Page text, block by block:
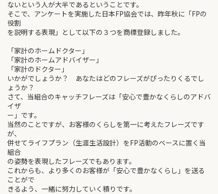
ないという人が大半であるということです。
そこで、アンケートを実施した日本FP協会では、昨年秋に「FPの
役割
を説明する表現」として以下の３つを商標登録しました。
「家計のホームドクター」
「家計のホームアドバイザー」
「家計のドクター」
いかがでしょうか？ あなたはどのフレーズがぴったりくるでし
ょうか？
さて、当組合のキャッチフレーズは「安心で豊かなくらしのアドバ
イザ
ー」です。
当然のことですが、お客様のくらしを第一に考えたフレーズです
が、
併せてライフプラン（生涯生活設計）をFP活動のベースに置く当
組合
の姿勢を表現したフレーズでもあります。
これからも、より多くのお客様が「安心で豊かなくらし」を送る
ことがで
きるよう、一緒に努力していく積りです。